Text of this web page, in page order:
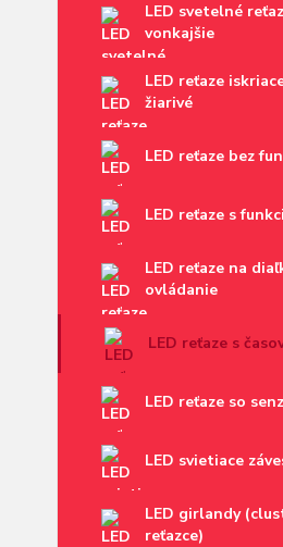
LED svetelné
vonkajšie
LED reťaze
žiarivé
LED reťaze bez
LED reťaze s
LED reťaze na
ovládanie
LED reťaze s
LED reťaze so
LED svietiace
LED girlandy
reťazce)